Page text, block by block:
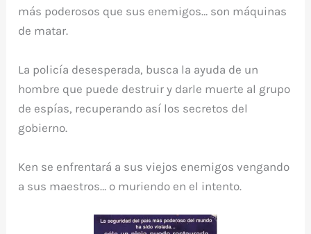
más poderosos que sus enemigos… son máquinas
de matar.
La policía desesperada, busca la ayuda de un
hombre que puede destruir y darle muerte al grupo
de espías, recuperando así los secretos del
gobierno.
Ken se enfrentará a sus viejos enemigos vengando
a sus maestros… o muriendo en el intento.